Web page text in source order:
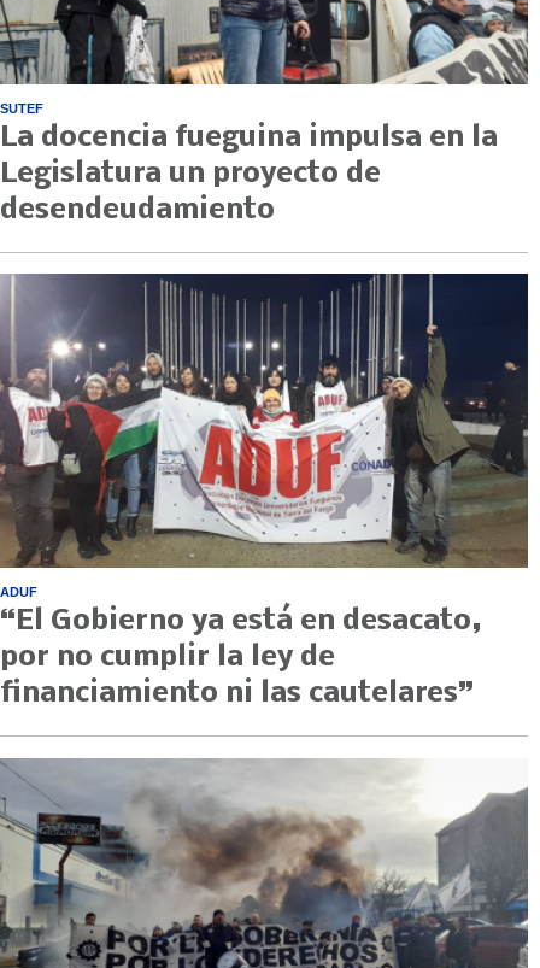
SUTEF
La docencia fueguina impulsa en la
Legislatura un proyecto de
desendeudamiento
ADUF
“El Gobierno ya está en desacato,
por no cumplir la ley de
financiamiento ni las cautelares”